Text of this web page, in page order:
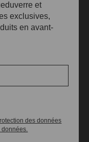
et
exclusives,
en avant-
des données
données.